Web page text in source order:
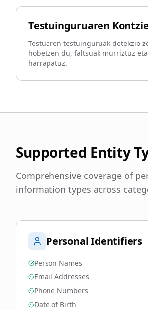
Testuinguruaren
Testuaren testuinguruak detekzio
hobetzen du, faltsuak murriztuz
harrapatuz.
Supported Entity
Comprehensive coverage of
information types across
Personal Identifiers
Person Names
Email Addresses
Phone Numbers
Date of Birth